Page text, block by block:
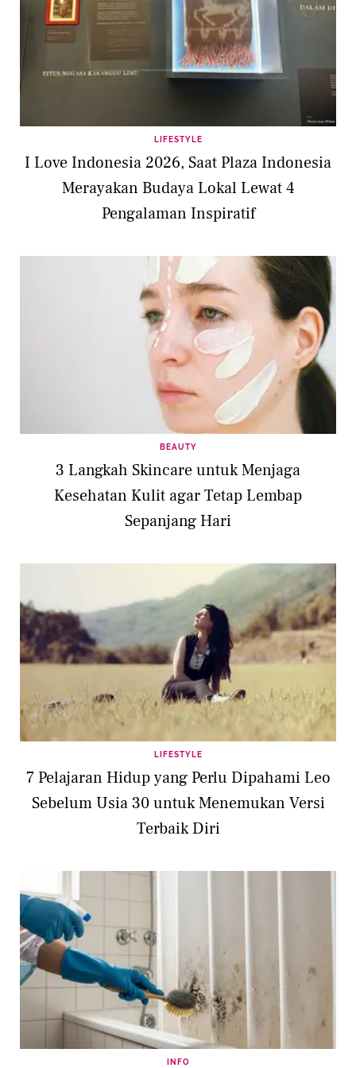
LIFESTYLE
I Love Indonesia 2026, Saat Plaza Indonesia
Merayakan Budaya Lokal Lewat 4
Pengalaman Inspiratif
BEAUTY
3 Langkah Skincare untuk Menjaga
Kesehatan Kulit agar Tetap Lembap
Sepanjang Hari
LIFESTYLE
7 Pelajaran Hidup yang Perlu Dipahami Leo
Sebelum Usia 30 untuk Menemukan Versi
Terbaik Diri
INFO